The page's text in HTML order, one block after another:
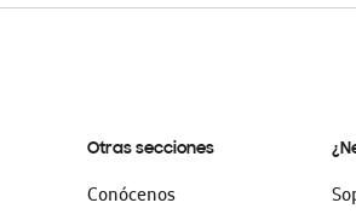
Otras secciones
Conócenos